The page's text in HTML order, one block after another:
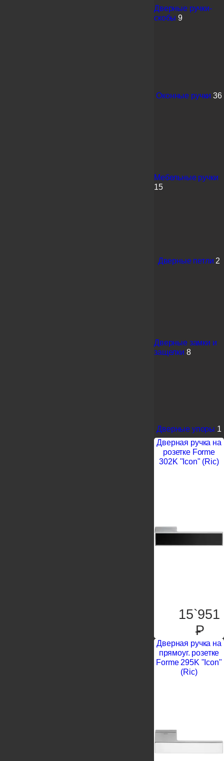
Дверные ручки-
скобы 9
Оконные ручки 36
Мебельные ручки
15
Дверные петли 2
Дверные замки и
защелки 8
Дверные упоры 1
Дверная ручка на
розетке Forme
302K "Icon" (Ric)
15`951
P
Дверная ручка на
прямоуг. розетке
Forme 295K "Icon"
(Ric)